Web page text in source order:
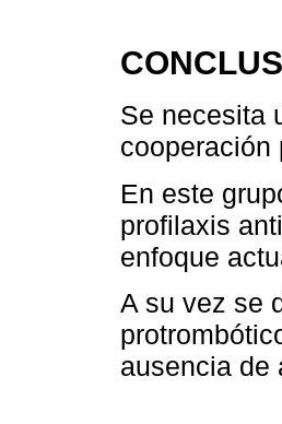
Se necesita
cooperación
En este
profilaxis
enfoque
A su vez se
ausencia de